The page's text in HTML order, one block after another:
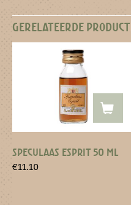
GERELATEERDE
SPECULAAS ESPRIT 50 ML
€11.10